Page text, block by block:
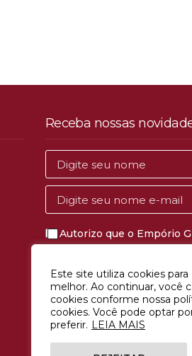
Este site utiliza cookies
melhor. Ao continuar, você
cookies conforme nossa
cookies. Você pode optar
preferir. LEIA MAIS
Receba nossas
Autorizo que o Empório